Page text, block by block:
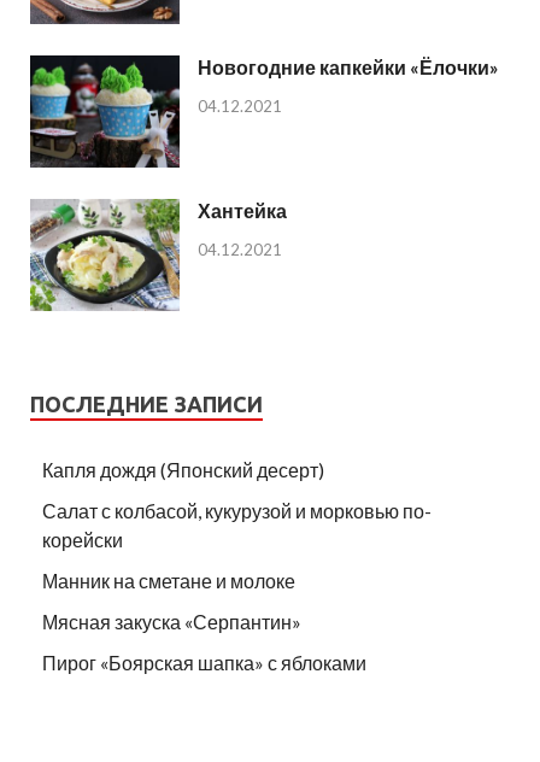
Новогодние капкейки «Ёлочки»
04.12.2021
Хантейка
04.12.2021
ПОСЛЕДНИЕ ЗАПИСИ
Капля дождя (Японский десерт)
Салат с колбасой, кукурузой и морковью по-
корейски
Манник на сметане и молоке
Мясная закуска «Серпантин»
Пирог «Боярская шапка» с яблоками